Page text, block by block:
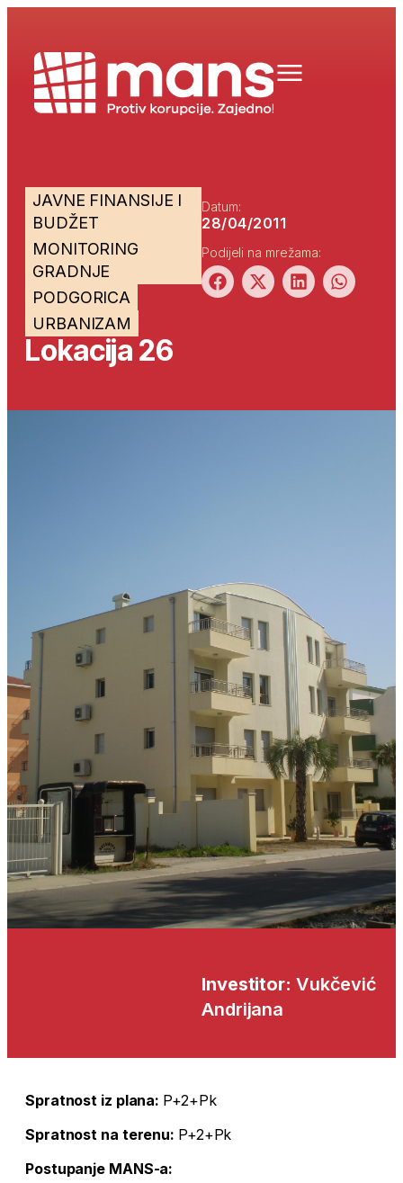
JAVNE FINANSIJE I
BUDŽET
MONITORING
GRADNJE
PODGORICA
URBANIZAM
Lokacija 26
Datum:
28/04/2011
Podijeli na mrežama:
Investitor: Vukčević
Andrijana
Spratnost iz plana: P+2+Pk
Spratnost na terenu: P+2+Pk
Postupanje MANS-a: